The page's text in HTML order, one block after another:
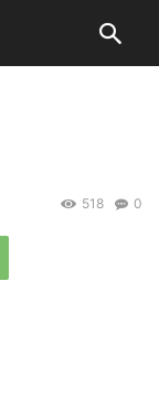
0
518